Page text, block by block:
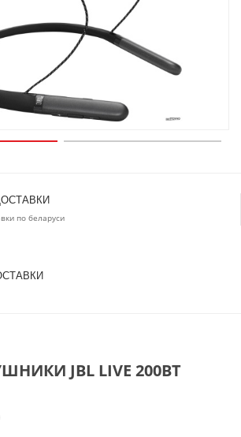
по беларуси
JBL LIVE 200BT